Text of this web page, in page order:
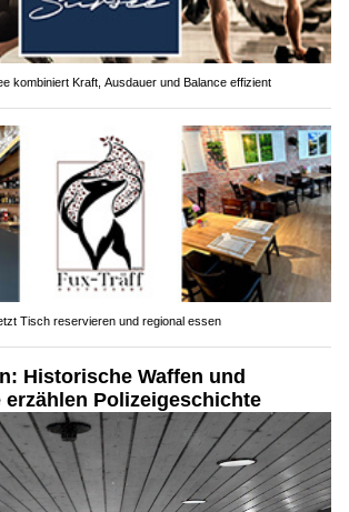
kombiniert Kraft, Ausdauer und Balance effizient
Tisch reservieren und regional essen
Historische Waffen und
erzählen Polizeigeschichte